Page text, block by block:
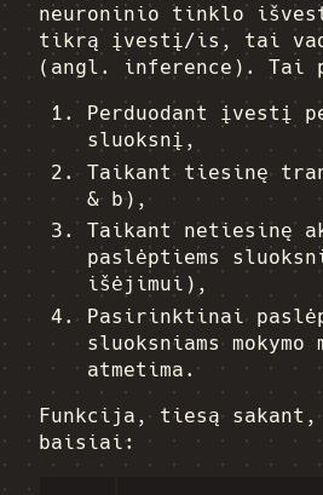
neuroninio tinklo
tikrą įvestį/is, tai
(angl. inference). Tai
Perduodant įvestį
sluoksnį,
Taikant tiesinę
& b),
Taikant netiesinę
paslėptiems
išėjimui),
Pasirinktinai
sluoksniams
atmetima.
Funkcija, tiesą sakant,
baisiai: